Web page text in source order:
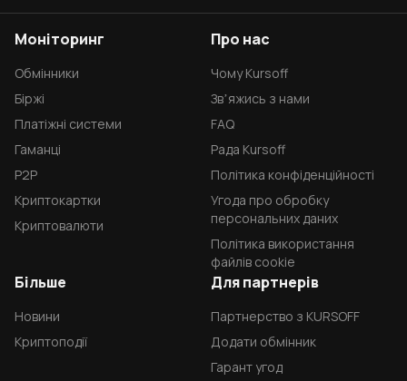
Моніторинг
Обмінники
Біржі
Платіжні системи
Гаманці
P2P
Криптокартки
Криптовалюти
Про нас
Чому Kursoff
Звʼяжись з нами
FAQ
Рада Kursoff
Політика конфіденційності
Угода про обробку
персональних даних
Політика використання
файлів cookie
Більше
Новини
Криптоподії
Для партнерів
Партнерство з KURSOFF
Додати обмінник
Гарант угод